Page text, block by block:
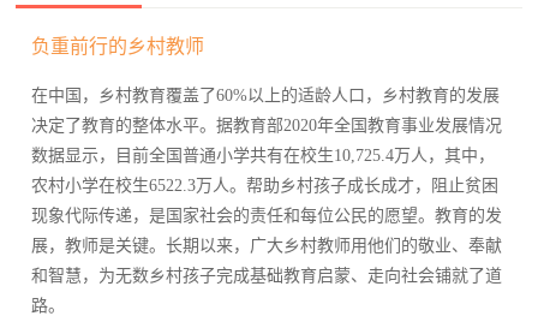
负重前行的乡村教师
在中国，乡村教育覆盖了60%以上的适龄人口，乡村教育的发展
决定了教育的整体水平。据教育部2020年全国教育事业发展情况
数据显示，目前全国普通小学共有在校生10,725.4万人，其中，
农村小学在校生6522.3万人。帮助乡村孩子成长成才，阻止贫困
现象代际传递，是国家社会的责任和每位公民的愿望。教育的发
展，教师是关键。长期以来，广大乡村教师用他们的敬业、奉献
和智慧，为无数乡村孩子完成基础教育启蒙、走向社会铺就了道
路。